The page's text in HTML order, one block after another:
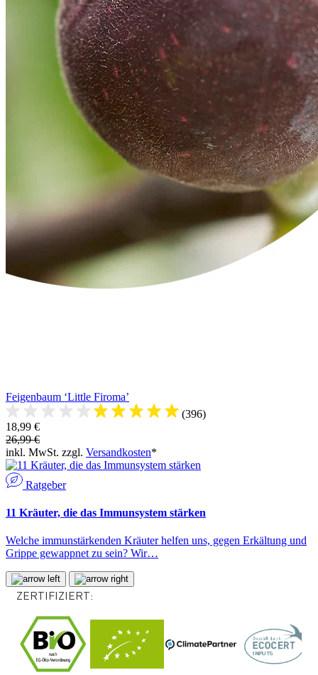
Feigenbaum ‘Little Firoma’
(396)
18,99 €
26,99 €
inkl. MwSt. zzgl. Versandkosten*
Ratgeber
11 Kräuter, die das Immunsystem stärken
Welche immunstärkenden Kräuter helfen uns, gegen Erkältung und
Grippe gewappnet zu sein? Wir…
ZERTIFIZIERT: